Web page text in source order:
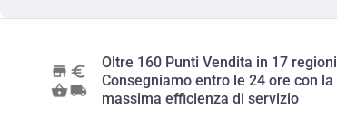
Oltre 160 Punti Vendita in 17 regioni
Consegniamo entro le 24 ore con la
massima efficienza di servizio